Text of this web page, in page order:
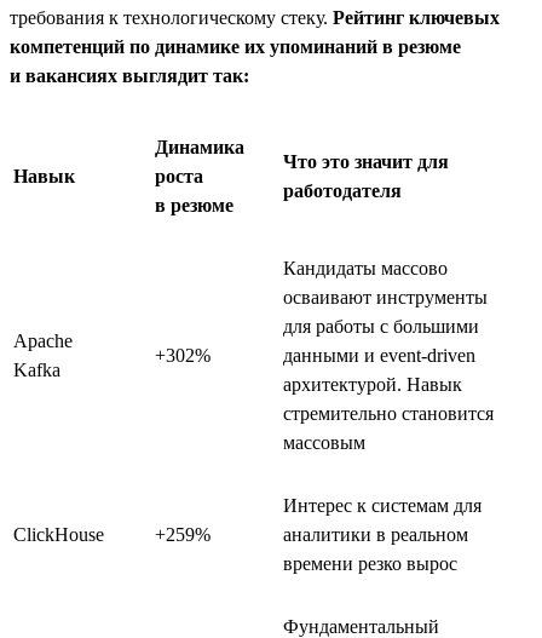
требования к технологическому стеку. Рейтинг ключевых
компетенций по динамике их упоминаний в резюме
и вакансиях выглядит так:
Навык
Динамика
роста
в резюме
Что это значит для
работодателя
Apache
Kafka
+302%
Кандидаты массово
осваивают инструменты
для работы с большими
данными и event-driven
архитектурой. Навык
стремительно становится
массовым
ClickHouse +259%
Интерес к системам для
аналитики в реальном
времени резко вырос
Фундаментальный